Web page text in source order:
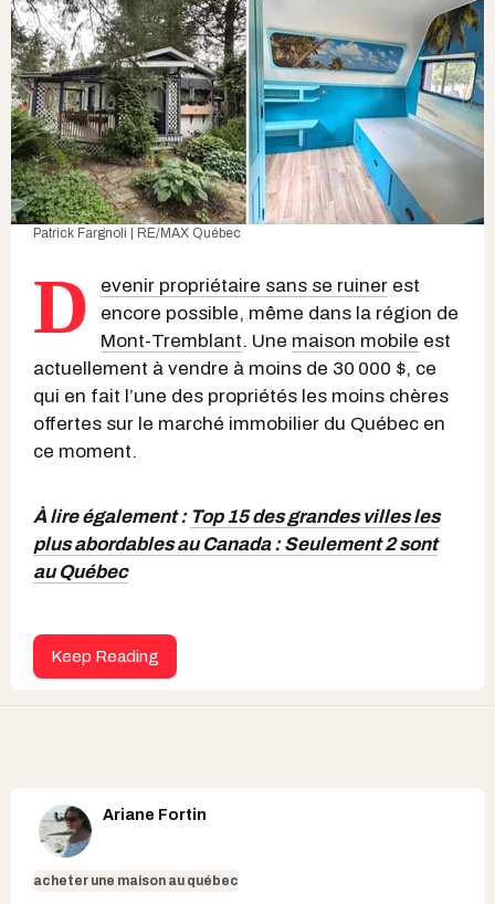
Patrick Fargnoli | RE/MAX Québec
D evenir propriétaire sans se ruiner est
encore possible, même dans la région de
Mont-Tremblant. Une maison mobile est
actuellement à vendre à moins de 30 000 $, ce
qui en fait l’une des propriétés les moins chères
offertes sur le marché immobilier du Québec en
ce moment.
À lire également : Top 15 des grandes villes les
plus abordables au Canada : Seulement 2 sont
au Québec
Keep Reading
Ariane Fortin
acheter une maison au québec